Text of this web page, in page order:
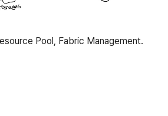
Pool, Fabric Management.